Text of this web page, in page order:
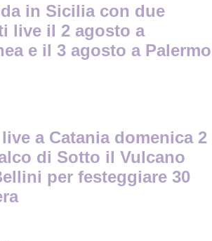
in Sicilia con due
live il 2 agosto a
e il 3 agosto a Palermo
live a Catania domenica 2
di Sotto il Vulcano
per festeggiare 30